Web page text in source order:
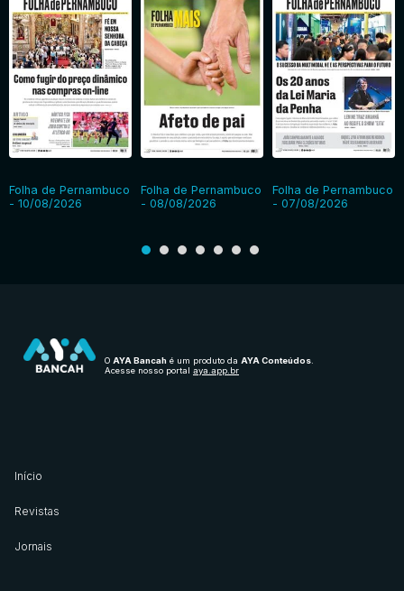
Folha de Pernambuco
- 10/08/2026
Folha de Pernambuco
- 08/08/2026
Folha de Pernambuco
- 07/08/2026
O AYA Bancah é um produto da AYA Conteúdos
Acesse nosso portal aya.app.br
Início
Revistas
Jornais